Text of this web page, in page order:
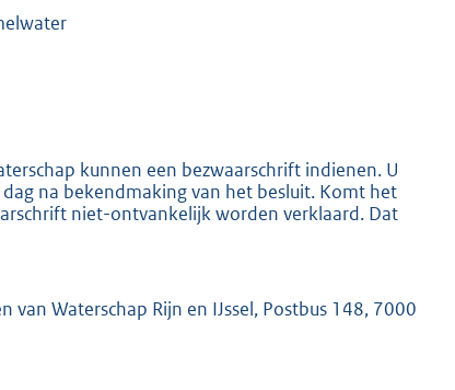
kunnen een bezwaarschrift indienen. U
na bekendmaking van het besluit. Komt het
niet-ontvankelijk worden verklaard. Dat
Waterschap Rijn en IJssel, Postbus 148, 7000